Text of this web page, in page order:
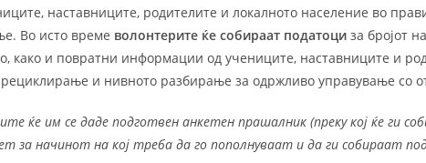
наставниците, родителите и локалното население во
Во исто време волонтерите ќе собираат податоци за бројот
како и повратни информации од учениците, наставниците и
и нивното разбирање за одржливо управување со
ќе им се даде подготвен анкетен прашалник (преку кој ќе ги
за начинот на кој треба да го пополнуваат и да ги собираат